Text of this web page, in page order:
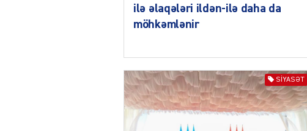
ilə əlaqələri ildən-ilə daha da
möhkəmlənir
SIYASƏT